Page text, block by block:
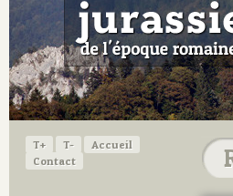
T+ T-
Accueil
Contact